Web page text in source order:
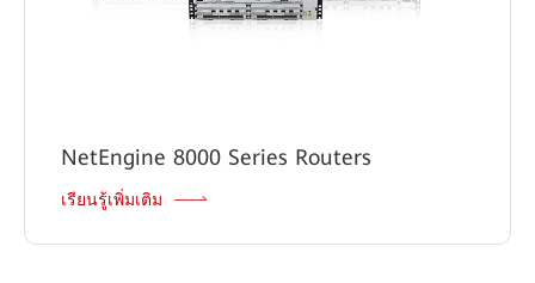
NetEngine 8000 Series Routers
เรียนรู้เพิ่มเติม